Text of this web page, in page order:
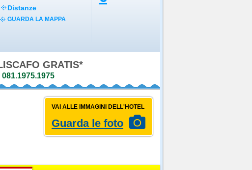
Distanze
GUARDA LA MAPPA
081.1975.1975
VAI ALLE IMMAGINI DELL'HOTEL
Guarda le foto